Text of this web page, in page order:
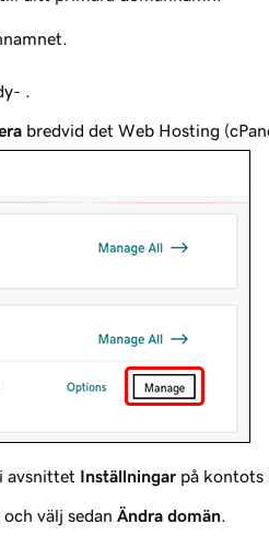
.
bredvid det Web Hosting
i avsnittet Inställningar på kontots
välj sedan Ändra domän